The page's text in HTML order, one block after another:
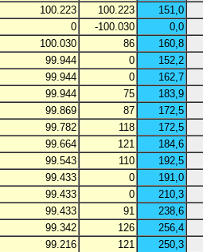
100.223 100.223
151,0
0 -100.030
0,0
100.030 86
160,8
99.944 0
152,2
99.944 0
162,7
99.944 75
183,9
99.869 87
172,5
99.782 118
172,5
99.664 121
184,6
99.543 110
192,5
99.433 0
191,0
99.433 0
210,3
99.433 91
238,6
99.342 126
256,4
99.216 121
250,3